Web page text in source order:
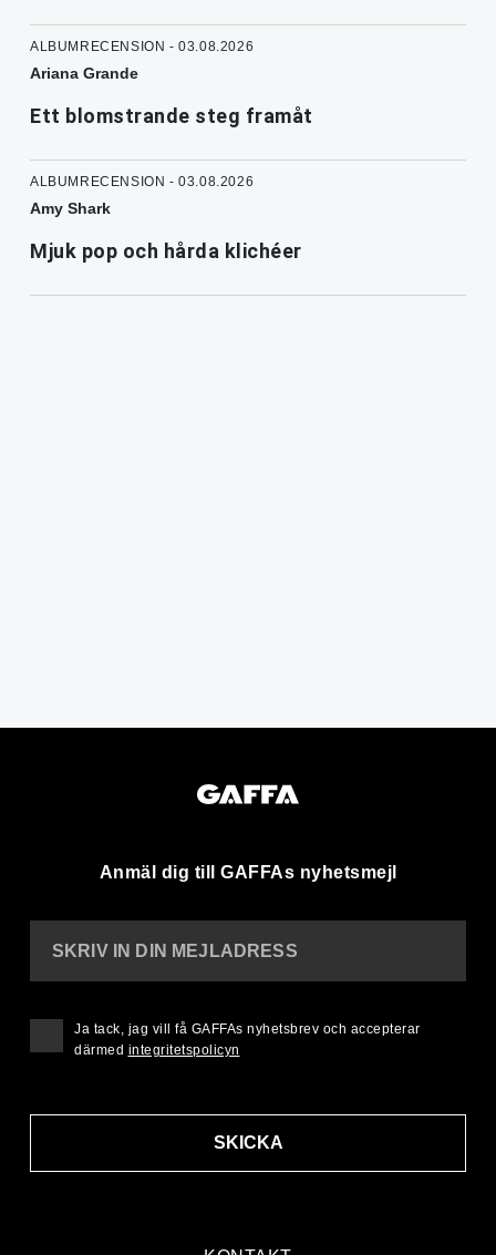
ALBUMRECENSION - 03.08.2026
Ariana Grande
Ett blomstrande steg framåt
ALBUMRECENSION - 03.08.2026
Amy Shark
Mjuk pop och hårda klichéer
Anmäl dig till GAFFAs nyhetsmejl
SKRIV IN DIN MEJLADRESS
SKICKA
Ja tack, jag vill få GAFFAs nyhetsbrev och accepterar
därmed integritetspolicyn